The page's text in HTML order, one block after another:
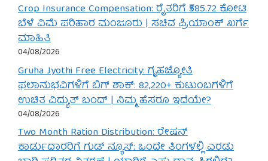
Crop Insurance Compensation: ರೈತರಿಗೆ ₹585.72 ಕೋಟಿ
ಬೆಳೆ ವಿಮೆ ಪರಿಹಾರ ಮಂಜೂರು | ಸಚಿವ ಪ್ರಿಯಾಂಕ್ ಖರ್ಗೆ
ಮಾಹಿತಿ
04/08/2026
Gruha Jyothi Free Electricity: ಗೃಹಜ್ಯೋತಿ
ಫಲಾನುಭವಿಗಳಿಗೆ ಬಿಗ್ ಶಾಕ್: 82,220+ ಕುಟುಂಬಗಳಿಗೆ
ಉಚಿತ ವಿದ್ಯುತ್ ಬಂದ್ | ನಿಮ್ಮ ಹೆಸರೂ ಇದೆಯೇ?
04/08/2026
Two Month Ration Distribution: ರೇಷನ್
ಕಾರ್ಡುದಾರರಿಗೆ ಗುಡ್ ನ್ಯೂಸ್: ಒಂದೇ ತಿಂಗಳಲ್ಲಿ ಎರಡು